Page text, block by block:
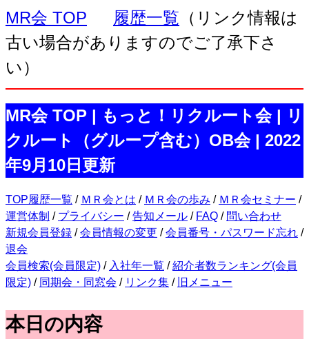
MR会 TOP 履歴一覧 （リンク情報は
古い場合がありますのでご了承下さ
い）
MR会 TOP | もっと！リクルート会 | リ
クルート（グループ含む）OB会 | 2022
年9月10日更新
TOP履歴一覧 / ＭＲ会とは / ＭＲ会の歩み / ＭＲ会セミナー /
運営体制 / プライバシー /告知メール / FAQ / 問い合わせ
新規会員登録 /会員情報の変更 /会員番号・パスワード忘れ /
退会
会員検索(会員限定) / 入社年一覧 /紹介者数ランキング(会員
限定) / 同期会・同窓会 / リンク集 / 旧メニュー
本日の内容